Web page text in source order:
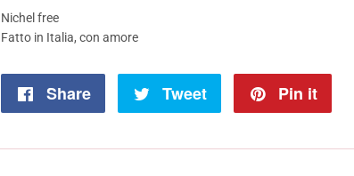
Nichel free
Fatto in Italia, con amore
Share
Share
Tweet
Tweet
Pin it